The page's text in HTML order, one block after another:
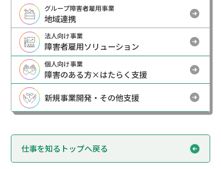
グループ障害者雇用事業
地域連携
法人向け事業
障害者雇用ソリューション
個人向け事業
障害のある方×はたらく支援
新規事業開発・その他支援
仕事を知るトップへ戻る